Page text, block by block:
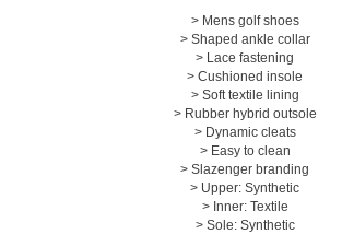
PAYCO 바로구매
> Mens golf shoes
> Shaped ankle collar
> Lace fastening
> Cushioned insole
> Soft textile lining
> Rubber hybrid outsole
> Dynamic cleats
> Easy to clean
> Slazenger branding
> Upper: Synthetic
> Inner: Textile
> Sole: Synthetic